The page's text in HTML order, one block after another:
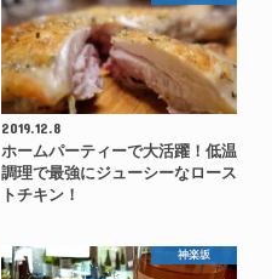
2019.12.8
ホームパーティーで大活躍！低温
調理で最強にジューシーなロース
トチキン！
神楽坂